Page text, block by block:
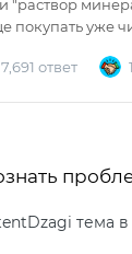
"раствор
покупать уже
ответ 1
тема в